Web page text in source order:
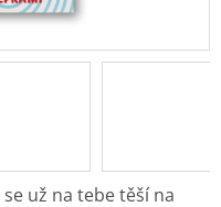
už na tebe těší na